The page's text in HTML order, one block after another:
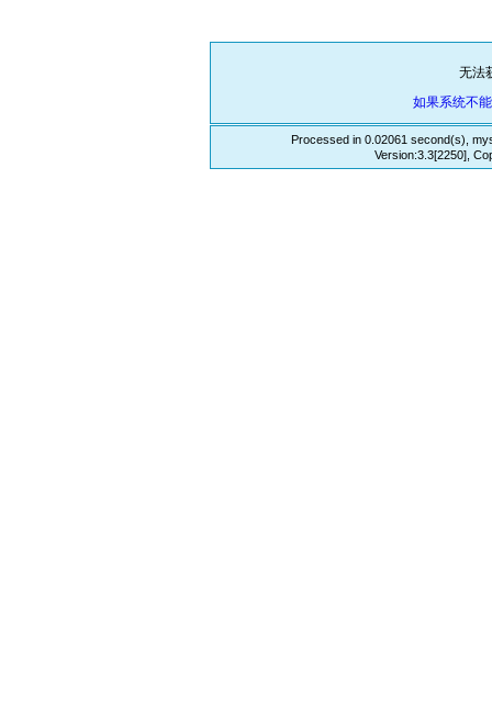
无法
如果系统不
Processed in 0.02061 second(s),
Version:3.3[2250],